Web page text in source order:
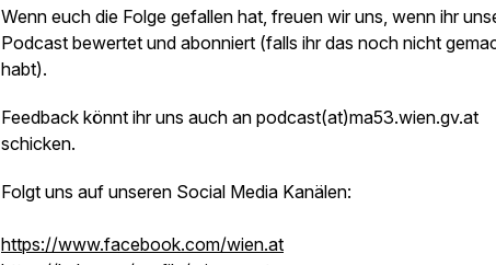
Wenn euch die Folge gefallen hat, freuen wir uns, wenn ihr
Podcast bewertet und abonniert (falls ihr das noch nicht
habt).
Feedback könnt ihr uns auch an podcast(at)ma53.wien.gv.at
schicken.
Folgt uns auf unseren Social Media Kanälen:
https://www.facebook.com/wien.at